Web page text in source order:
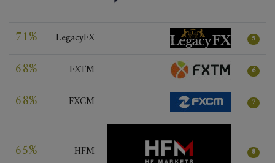
71% LegacyFX 5
68% FXTM 6
68% FXCM 7
65% HFM 8